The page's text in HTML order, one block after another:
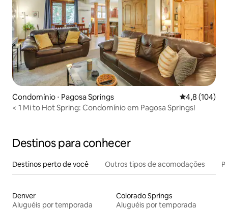
Condomínio ⋅ Pagosa Springs 4,8 de uma
4,8 (104)
< 1 Mi to Hot Spring: Condomínio em Pagosa Springs!
Destinos para conhecer
Destinos perto de você Outros tipos de acomodações
Denver
Aluguéis por temporada
Colorado Springs
Aluguéis por temporada